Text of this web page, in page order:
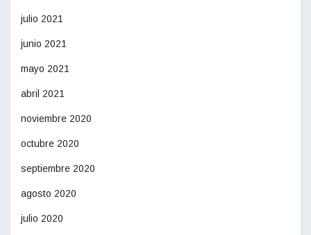
julio 2021
junio 2021
mayo 2021
abril 2021
noviembre 2020
octubre 2020
septiembre 2020
agosto 2020
julio 2020